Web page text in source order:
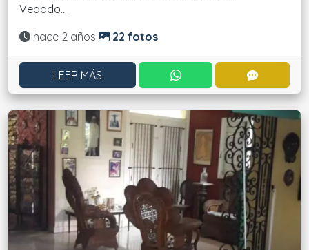
Vedado.....
Actualizado:
hace 2 años 22 fotos
¡LEER MÁS! CONTACTAR POR